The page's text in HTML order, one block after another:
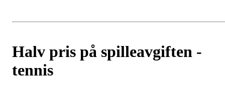
Halv pris på spilleavgiften -
tennis